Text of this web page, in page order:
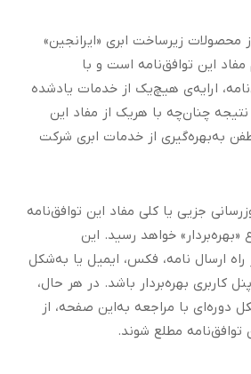
محصولات زیرساخت ابری «ایرانجین»
این توافق‌نامه است و با
ارایه‌ی هیچ‌یک از خدمات یادشده
چنان‌چه با هریک از مفاد این
به‌بهره‌گیری از خدمات ابری شرکت
جزیی یا کلی مفاد این توافق‌نامه
خواهد رسید. این
راه ارسال نامه، فکس، ایمیل یا به‌شکل
کاربری بهره‌بردار باشد. در هر حال،
دوره‌ای با مراجعه به‌این صفحه، از
مطلع شوند.